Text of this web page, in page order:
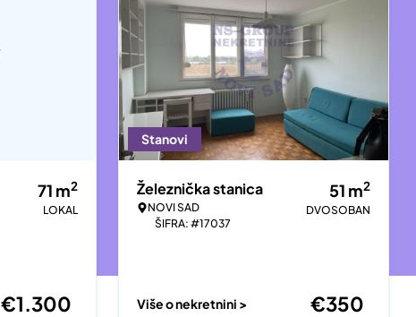
71 m2
LOKAL
€1.300
Stanovi
Železnička stanica
NOVI SAD
ŠIFRA: #17037
51 m2
DVOSOBAN
Više o nekretnini > €350